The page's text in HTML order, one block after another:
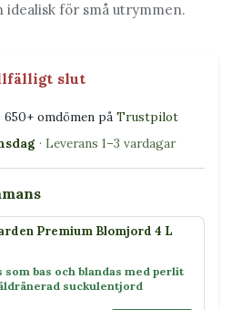
idealisk för små utrymmen.
slut
650+ omdömen på Trustpilot
· Leverans 1–3 vardagar
Premium Blomjord 4 L
som bas och blandas med perlit
suckulentjord